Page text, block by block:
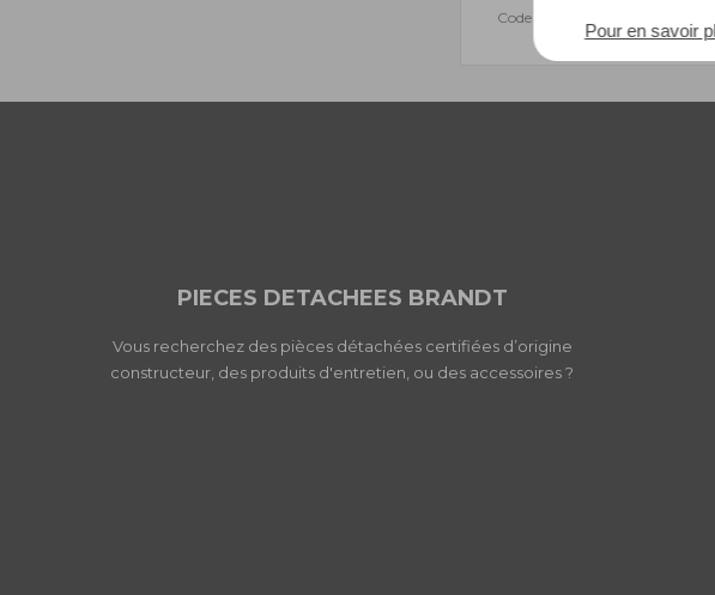
Pour en savoir
Code EAN : 3251430307680
PIECES DETACHEES BRANDT
Vous recherchez des pièces détachées certifiées d’origine
constructeur, des produits d'entretien, ou des accessoires ?